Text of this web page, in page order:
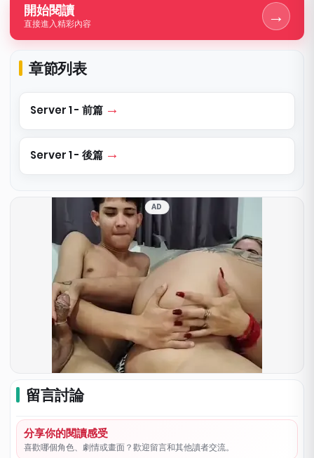
開始閱讀
直接進入精彩內容 →
章節列表
Server 1 - 前篇
Server 1 - 後篇
AD
留言討論
分享你的閱讀感受
喜歡哪個角色、劇情或畫面？歡迎留言和其他讀者交流。